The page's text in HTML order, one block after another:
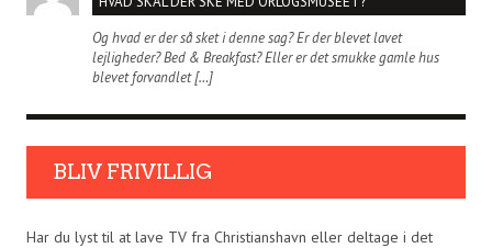
Og hvad er der så sket i denne sag? Er der blevet lavet
lejligheder? Bed & Breakfast? Eller er det smukke gamle hus
blevet forvandlet […]
BLIV FRIVILLIG
Har du lyst til at lave TV fra Christianshavn eller deltage i det